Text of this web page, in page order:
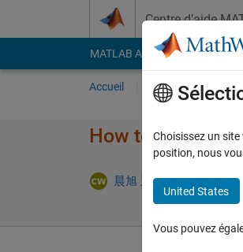
Centre d’aide
MATLAB Answers File
Accueil Poser une question
How to end
晨旭 王 6 Sep 2021 1
Choisissez un
position, nous
United States
Vous pouvez